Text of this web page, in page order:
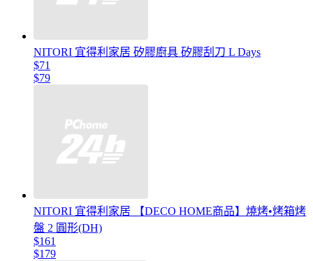
NITORI 宜得利家居 矽膠廚具 矽膠刮刀 L Days
$71
$79
NITORI 宜得利家居 【DECO HOME商品】燒烤•烤箱烤
盤 2 圓形(DH)
$161
$179